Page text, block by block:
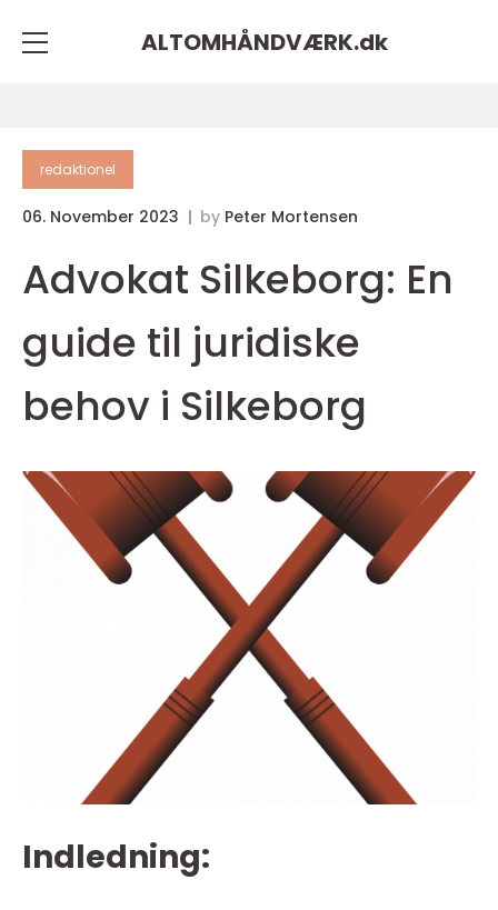
ALTOMHÅNDVÆRK.dk
redaktionel
06. November 2023 by Peter Mortensen
Advokat Silkeborg: En
guide til juridiske
behov i Silkeborg
Indledning: